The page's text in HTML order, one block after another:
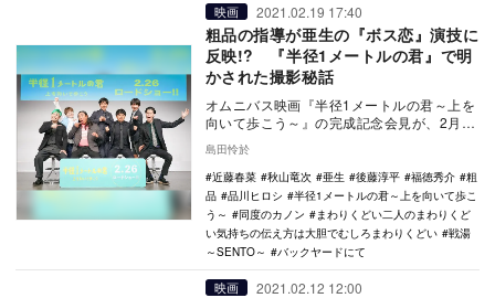
映画 2021.02.19 17:40
粗品の指導が亜生の『ボス恋』演技に
反映!? 『半径1メートルの君』で明
かされた撮影秘話
オムニバス映画『半径1メートルの君～上を
向いて歩こう～』の完成記念会見が、2月19
亜生（ミ…
島田怜於
近藤春菜
秋山竜次 亜生 後藤淳平 福徳秀介
粗
品
品川ヒロシ
半径1メートルの君～上を向いて歩こ
う～
同度のカノン
まわりくどい二人のまわりくど
い気持ちの伝え方は大胆でむしろまわりくどい
戦湯
～SENTO～
バックヤードにて
映画 2021.02.12 12:00